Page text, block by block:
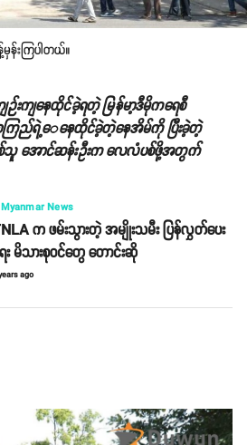
န်းကြပါတယ်။
ဉ်းကျနေထိုင်ခဲ့ရတဲ့ မြန်မာ့ဒီမိုကရေစီ
စုကြည်ရဲ့ေနေထိုင်ခဲ့တဲ့နေအိမ်ကို ပြီးခဲ့တဲ့
သူ အောင်ဆန်းဦးက လေလံပစ်ဖို့အတွက်
Myanmar News
က ဖမ်းသွားတဲ့ အမျိုးသမီး ပြန်လွှတ်ပေး
း မိသားစုဝင်တွေ တောင်းဆို
ago